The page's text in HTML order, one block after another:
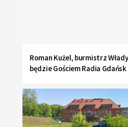
Roman Kużel, burmistrz
będzie Gościem Radia Gdańsk